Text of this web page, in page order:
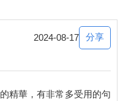
2024-08-17 分享
精華，有非常多受用的句